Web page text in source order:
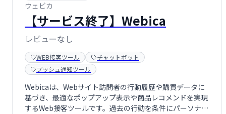
ウェビカ
【サービス終了】Webica
レビューなし
WEB接客ツール
チャットボット
プッシュ通知ツール
Webicaは、Webサイト訪問者の行動履歴や購買データに
基づき、最適なポップアップ表示や商品レコメンドを実現
するWeb接客ツールです。過去の行動を条件にパーソナラ